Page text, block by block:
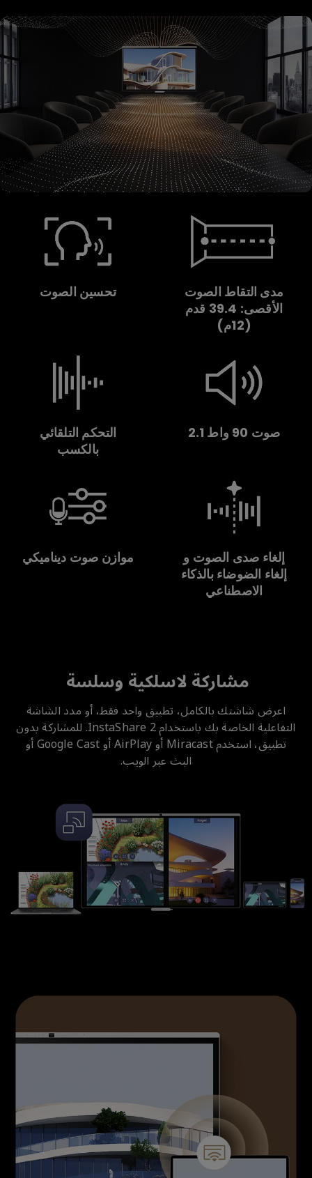
مدى التقاط الصوت
الأقصى: 39.4 قدم
(12م)
تحسين الصوت
صوت 90 واط 2.1
التحكم التلقائي
بالكسب
إلغاء صدى الصوت و
إلغاء الضوضاء بالذكاء
الاصطناعي
موازن صوت ديناميكي
مشاركة لاسلكية وسلسة
اعرض شاشتك بالكامل، تطبيق واحد فقط، أو مدد الشاشة
التفاعلية الخاصة بك باستخدام InstaShare 2. للمشاركة بدون
تطبيق، استخدم Miracast أو AirPlay أو Google Cast أو
البث عبر الويب.